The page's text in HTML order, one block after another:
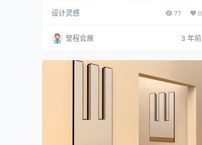
大厅镜子所没有的东西：临时存放空间。 由总部
师 Konrad Jünger 和 Verena Kühn 的二人组）
设计，Takeoff 的造型罩在底部提供了足够的唇
和的光源和一个USB接口，大概意味着…
设计灵感 77 0
誉程会展 3 年前